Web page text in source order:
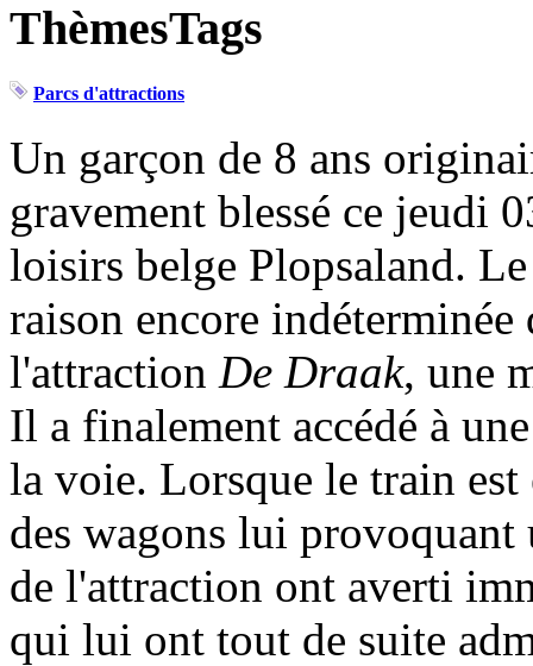
ThèmesTags
Parcs d'attractions
Un garçon de 8 ans
gravement blessé ce jeudi
loisirs belge Plopsaland.
raison encore indéterminée
l'attraction De Draak, une
Il a finalement accédé à
la voie. Lorsque le train est
des wagons lui provoquant
de l'attraction ont averti
qui lui ont tout de suite